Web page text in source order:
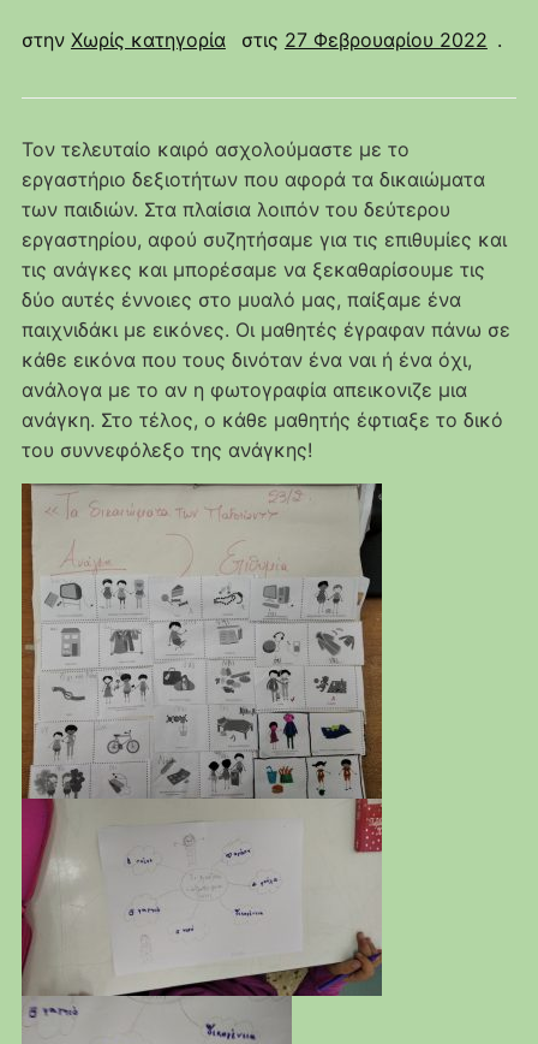
στην Χωρίς κατηγορία στις 27 Φεβρουαρίου 2022 .
Τον τελευταίο καιρό ασχολούμαστε με το
εργαστήριο δεξιοτήτων που αφορά τα δικαιώματα
των παιδιών. Στα πλαίσια λοιπόν του δεύτερου
εργαστηρίου, αφού συζητήσαμε για τις επιθυμίες και
τις ανάγκες και μπορέσαμε να ξεκαθαρίσουμε τις
δύο αυτές έννοιες στο μυαλό μας, παίξαμε ένα
παιχνιδάκι με εικόνες. Οι μαθητές έγραφαν πάνω σε
κάθε εικόνα που τους δινόταν ένα ναι ή ένα όχι,
ανάλογα με το αν η φωτογραφία απεικονιζε μια
ανάγκη. Στο τέλος, ο κάθε μαθητής έφτιαξε το δικό
του συννεφόλεξο της ανάγκης!